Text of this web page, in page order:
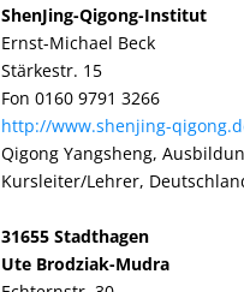
ShenJing-Qigong-Institut
Ernst-Michael Beck
Stärkestr. 15
Fon 0160 9791 3266
http://www.shenjing-
Qigong Yangsheng,
Kursleiter/Lehrer,
31655 Stadthagen
Ute Brodziak-Mudra